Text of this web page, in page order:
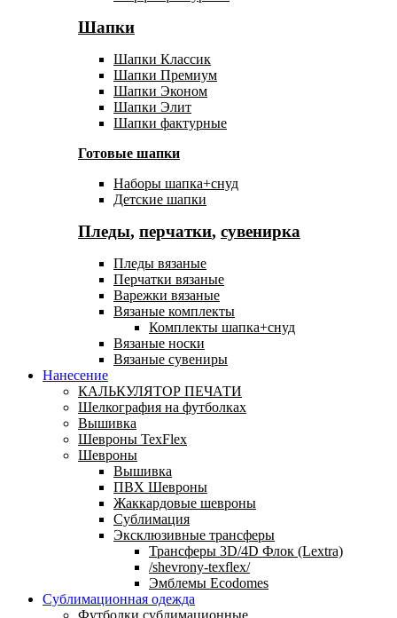
Шапки
Шапки Классик
Шапки Премиум
Шапки Эконом
Шапки Элит
Шапки фактурные
Готовые шапки
Наборы шапка+снуд
Детские шапки
Пледы, перчатки, сувенирка
Пледы вязаные
Перчатки вязаные
Варежки вязаные
Вязаные комплекты
Комплекты шапка+снуд
Вязаные носки
Вязаные сувениры
Нанесение
КАЛЬКУЛЯТОР ПЕЧАТИ
Шелкография на футболках
Вышивка
Шевроны TexFlex
Шевроны
Вышивка
ПВХ Шевроны
Жаккардовые шевроны
Сублимация
Эксклюзивные трансферы
Трансферы 3D/4D Флок (Lextra)
/shevrony-texflex/
Эмблемы Ecodomes
Сублимационная одежда
Футболки сублимационные